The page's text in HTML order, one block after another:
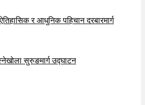
र आधुनिक पहिचान दरबारमार्ग
सुरुङमार्ग उद्घाटन